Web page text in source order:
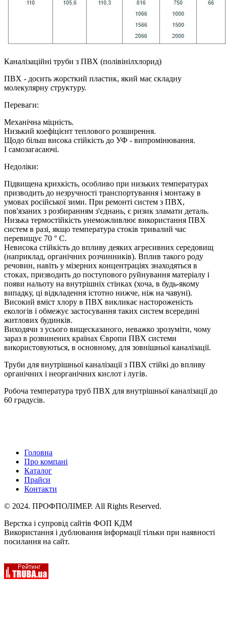
Каналізаційні труби з ПВХ (полівінілхлорид)
ПВХ - досить жорсткий пластик, який має складну
молекулярну структуру.
Переваги:
Механічна міцність.
Низький коефіцієнт теплового розширення.
Щодо більш висока стійкість до УФ - випромінювання.
І самозагасаючі.
Недоліки:
Підвищена крихкість, особливо при низьких температурах
призводить до незручності транспортування і монтажу в
умовах російської зими. При ремонті систем з ПВХ,
пов'язаних з розбиранням з'єднань, є ризик зламати деталь.
Низька термостійкість унеможливлює використання ПВХ
систем в разі, якщо температура стоків тривалий час
перевищує 70 ° С.
Невисока стійкість до впливу деяких агресивних середовищ
(наприклад, органічних розчинників). Вплив такого роду
речовин, навіть у мізерних концентраціях знаходяться в
стоках, призводить до поступового руйнування матеріалу і
появи нальоту на внутрішніх стінках (хоча, в будь-якому
випадку, ці відкладення істотно нижче, ніж на чавуні).
Високий вміст хлору в ПВХ викликає настороженість
екологів і обмежує застосування таких систем всередині
житлових будинків.
Виходячи з усього вищесказаного, неважко зрозуміти, чому
зараз в розвинених країнах Європи ПВХ системи
використовуються, в основному, для зовнішньої каналізації.
Труби для внутрішньої каналізації з ПВХ стійкі до впливу
органічних і неорганічних кислот і лугів.
Робоча температура труб ПВХ для внутрішньої каналізації до
60 градусів.
Головна
Про компані
Каталог
Прайси
Контакти
© 2024. ПРОФПОЛІМЕР. All Rights Reserved.
Верстка і супровід сайтів ФОП КДМ
Використання і дублювання інформації тільки при наявності
посилання на сайт.